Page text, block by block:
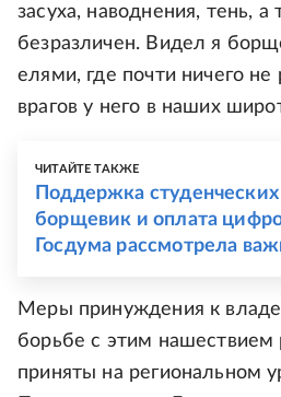
засуха, наводнения, тень,
безразличен. Видел я
елями, где почти ничего
врагов у него в наших
ЧИТАЙТЕ ТАКЖЕ
Поддержка
борщевик и оплата
Госдума рассмотрела
Меры принуждения к
борьбе с этим нашествием
приняты на региональном